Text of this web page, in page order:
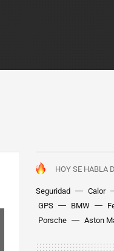
HOY SE HABLA
Seguridad Calor
GPS
BMW
Porsche
Aston